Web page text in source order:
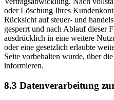
oder Löschung Ihres
Rücksicht auf steuer- und
gesperrt und nach Ablauf dieser
ausdrücklich in eine weitere
oder eine gesetzlich erlaubte
Seite vorbehalten wurde, über
informieren.
8.3 Datenverarbeitung